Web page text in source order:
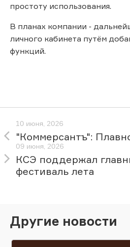
простоту использования.
В планах компании -
личного кабинета путём
функций.
10 июня, 2026
"Коммерсантъ":
09 июня, 2026
КСЭ поддержал
фестиваль лета
Другие новости